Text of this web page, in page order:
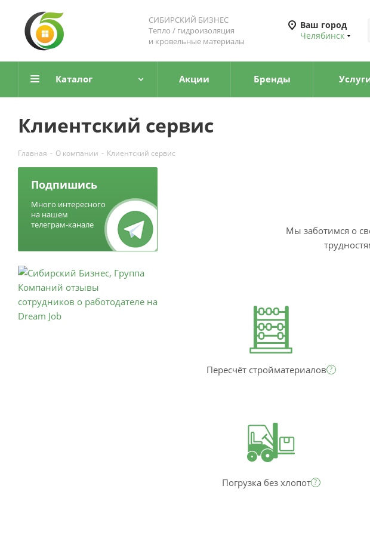
СИБИРСКИЙ БИЗНЕС
Тепло / гидроизоляция
и кровельные материалы
Ваш город
Челябинск
Каталог Акции Бренды
Клиентский сервис
Главная - О компании - Клиентский сервис
Мы заботимся о
Пересчёт стройматериалов ?
Погрузка без хлопот ?
Подпишись
Много интересного
на нашем
телеграм-канале